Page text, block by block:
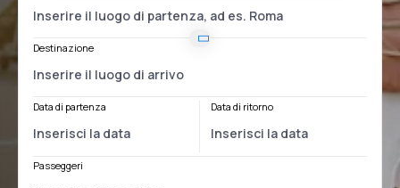
Destinazione
Data di partenza Data di ritorno
Passeggeri